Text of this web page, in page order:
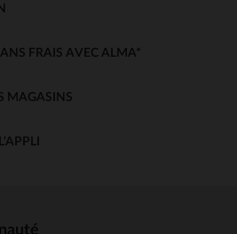
FRAIS AVEC ALMA*
MAGASINS